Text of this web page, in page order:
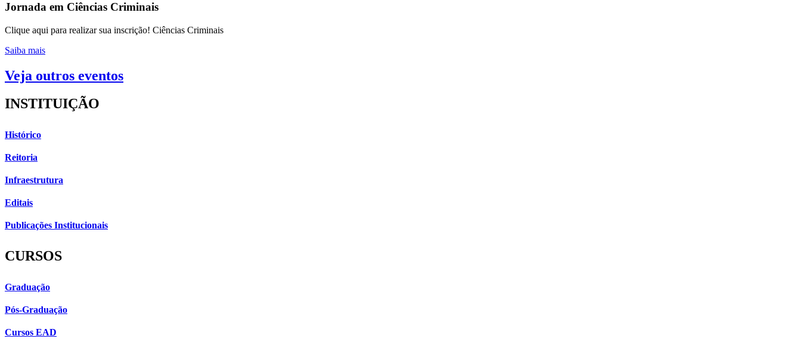
Jornada em Ciências Criminais
Clique aqui para realizar sua inscrição! Ciências Criminais
Saiba mais
Veja outros eventos
INSTITUIÇÃO
Histórico
Reitoria
Infraestrutura
Editais
Publicações Institucionais
CURSOS
Graduação
Pós-Graduação
Cursos EAD